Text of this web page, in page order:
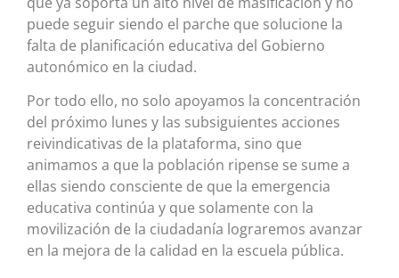
puede seguir siendo el parche que solucione la
falta de planificación educativa del Gobierno
autonómico en la ciudad.
Por todo ello, no solo apoyamos la concentración
del próximo lunes y las subsiguientes acciones
reivindicativas de la plataforma, sino que
animamos a que la población ripense se sume a
ellas siendo consciente de que la emergencia
educativa continúa y que solamente con la
movilización de la ciudadanía lograremos avanzar
en la mejora de la calidad en la escuela pública.